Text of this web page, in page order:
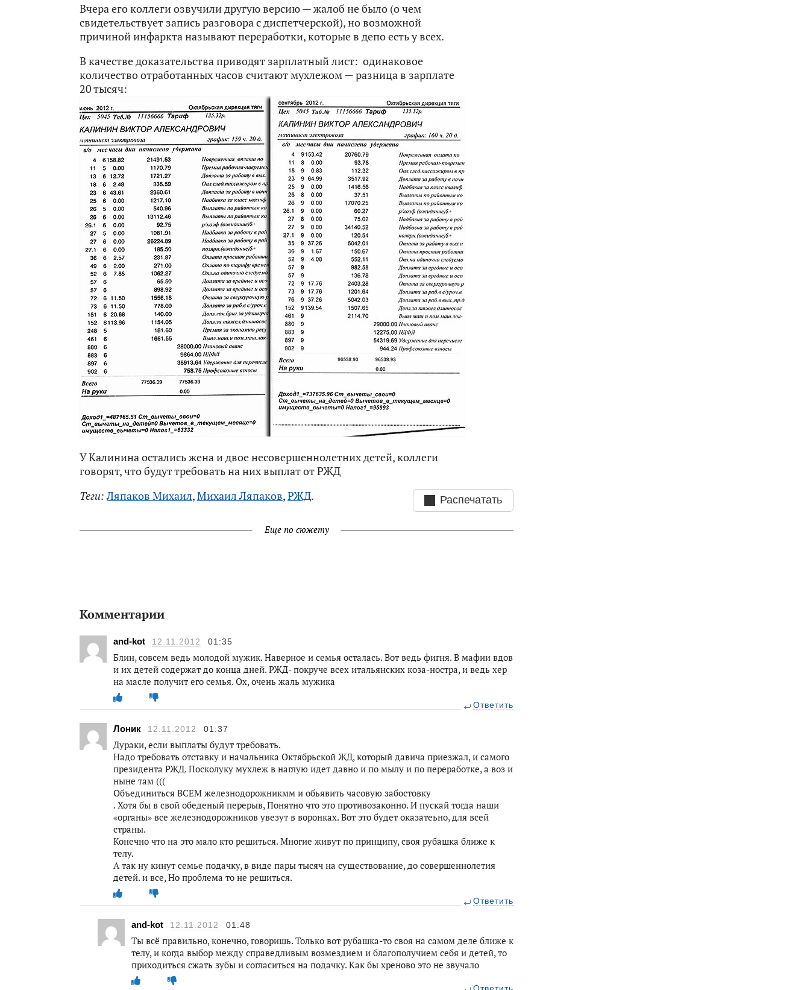
Вчера его коллеги озвучили другую версию — жалоб не было (о чем
свидетельствует запись разговора с диспетчерской), но возможной
причиной инфаркта называют переработки, которые в депо есть у всех.
В качестве доказательства приводят зарплатный лист: одинаковое
количество отработанных часов считают мухлежом — разница в зарплате
20 тысяч:
У Калинина остались жена и двое несовершеннолетних детей, коллеги
говорят, что будут требовать на них выплат от РЖД
Распечатать
Теги: Ляпаков Михаил,Михаил Ляпаков,РЖД.
Еще по сюжету
Комментарии
and-kot 12.11.2012 01:35
Блин, совсем ведь молодой мужик. Наверное и семья осталась. Вот ведь фигня. В мафии вдов
и их детей содержат до конца дней. РЖД- покруче всех итальянских коза-ностра, и ведь хер
на масле получит его семья. Ох, очень жаль мужика
Ответить
Лоник 12.11.2012 01:37
Дураки, если выплаты будут требовать.
Надо требовать отставку и начальника Октябрьской ЖД, который давича приезжал, и самого
президента РЖД. Посколуку мухлеж в наглую идет давно и по мылу и по переработке, а воз и
ныне там (((
Объединиться ВСЕМ железнодорожникмм и обьявить часовую забостовку
. Хотя бы в свой обеденый перерыв, Понятно что это противозаконно. И пускай тогда наши
«органы» все железнодорожников увезут в воронках. Вот это будет оказатеьно, для всей
страны.
Конечно что на это мало кто решиться. Многие живут по принципу, своя рубашка ближе к
телу.
А так ну кинут семье подачку, в виде пары тысяч на существование, до совершеннолетия
детей. и все, Но проблема то не решиться.
Ответить
and-kot 12.11.2012 01:48
Ты всё правильно, конечно, говоришь. Только вот рубашка-то своя на самом деле ближе к
телу, и когда выбор между справедливым возмездием и благополучием себя и детей, то
приходиться сжать зубы и согласиться на подачку. Как бы хреново это не звучало